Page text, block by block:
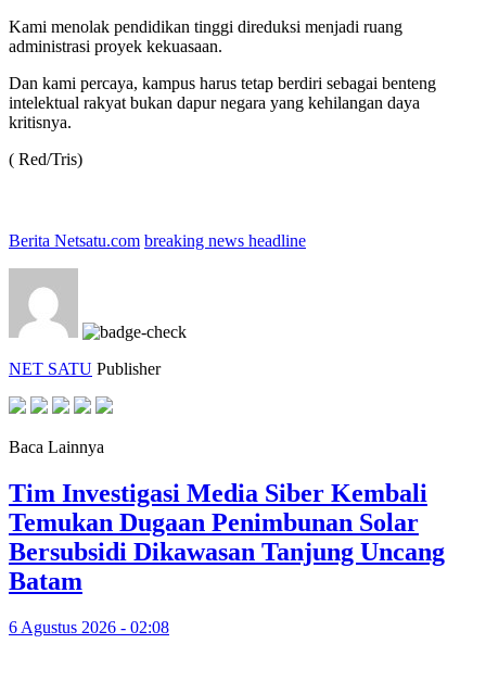
Kami menolak pendidikan tinggi direduksi menjadi ruang
administrasi proyek kekuasaan.
Dan kami percaya, kampus harus tetap berdiri sebagai benteng
intelektual rakyat bukan dapur negara yang kehilangan daya
kritisnya.
( Red/Tris)
Berita Netsatu.com breaking news headline
NET SATU Publisher
Baca Lainnya
Tim Investigasi Media Siber Kembali
Temukan Dugaan Penimbunan Solar
Bersubsidi Dikawasan Tanjung Uncang
Batam
6 Agustus 2026 - 02:08